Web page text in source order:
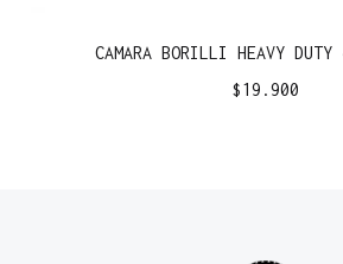
CAMARA BORILLI HEAVY DUTY
$19.900